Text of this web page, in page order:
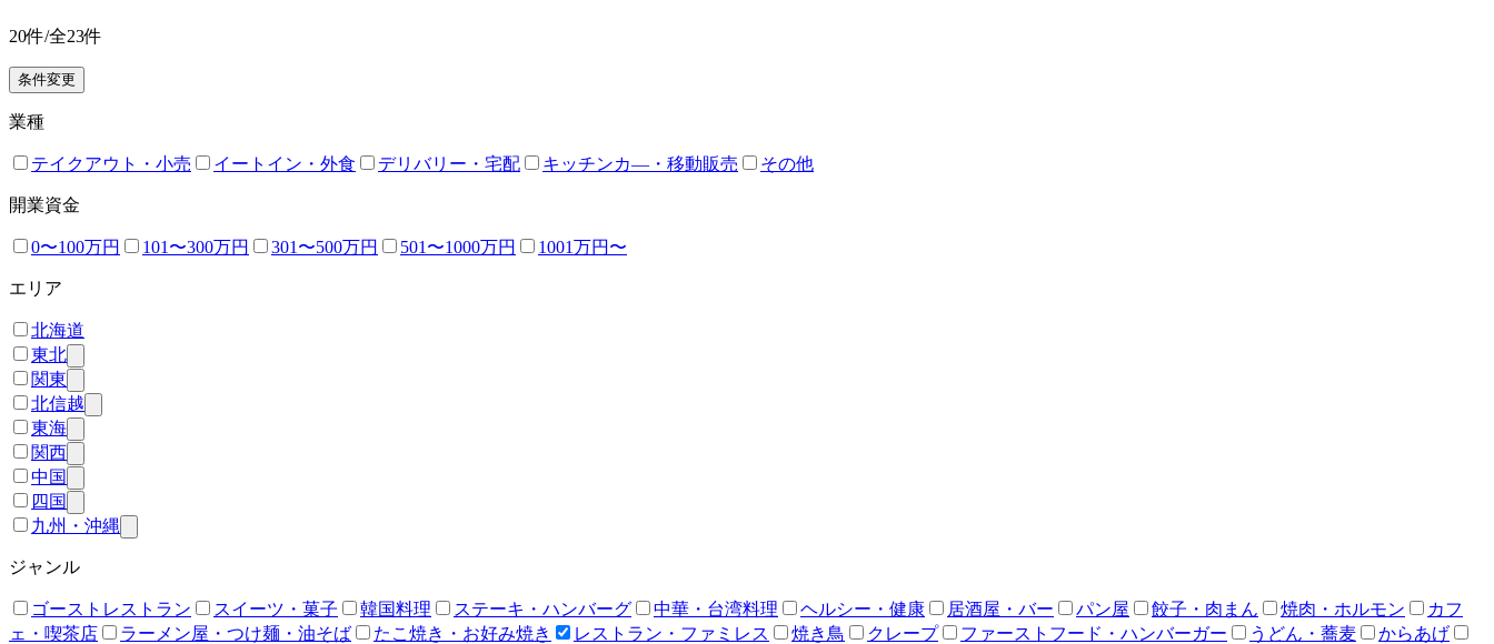
20件/全23件
条件変更
業種
テイクアウト・小売 イートイン・外食 デリバリー・宅配 キッチンカ―・移動販売 その他
開業資金
0〜100万円 101〜300万円 301〜500万円 501〜1000万円 1001万円〜
エリア
北海道
東北
関東
北信越
東海
関西
中国
四国
九州・沖縄
ジャンル
ゴーストレストラン スイーツ・菓子 韓国料理 ステーキ・ハンバーグ 中華・台湾料理 ヘルシー・健康 居酒屋・バー パン屋 餃子・肉まん 焼肉・ホルモン
カフ
ェ・喫茶店
ラーメン屋・つけ麺・油そば たこ焼き・お好み焼き レストラン・ファミレス 焼き鳥 クレープ ファーストフード・ハンバーガー うどん・蕎麦
からあげ